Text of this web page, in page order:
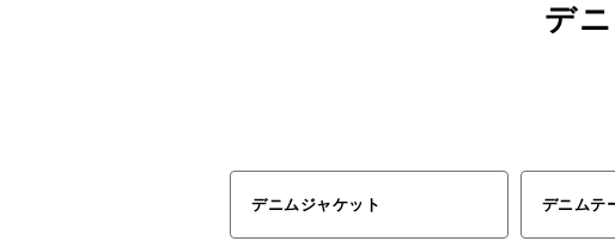
デ
デニムジャケット デニムテ